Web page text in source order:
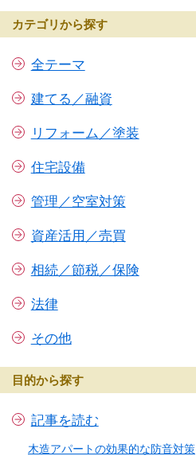
カテゴリから探す
全テーマ
建てる／融資
リフォーム／塗装
住宅設備
管理／空室対策
資産活用／売買
相続／節税／保険
法律
その他
目的から探す
記事を読む
木造アパートの効果的な防音対策